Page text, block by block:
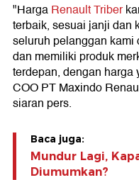
"HargaRenault Triber
terbaik, sesuai janji dan
seluruh pelanggan kami
dan memiliki produk
terdepan, dengan
COO PT Maxindo
siaran pers.
Baca juga:
Mundur Lagi,
Diumumkan?